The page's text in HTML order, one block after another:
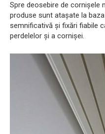
Spre deosebire de cornișele
produse sunt atașate la
semnificativă și fixări fiabile
perdelelor și a cornișei.